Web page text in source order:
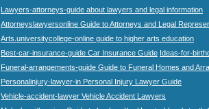
Lawyers-attorneys-guide about lawyers and legal information
Attorneyslawyersonline Guide to Attorneys and Legal
Arts.universitycollege-online guide to higher arts education
Best-car-insurance-guide Car Insurance Guide Ideas-for-
Funeral-arrangements-guide Guide to Funeral Homes and
Personalinjury-lawyer-in Personal Injury Lawyer Guide
Vehicle-accident-lawyer Vehicle Accident Lawyers